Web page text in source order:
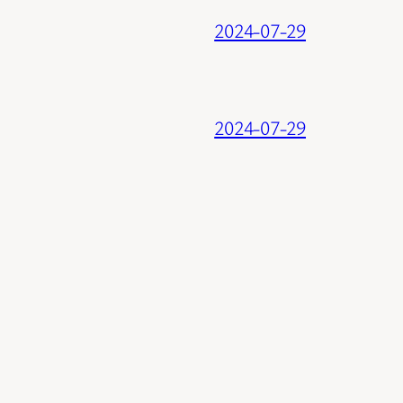
2024-07-29
2024-07-29